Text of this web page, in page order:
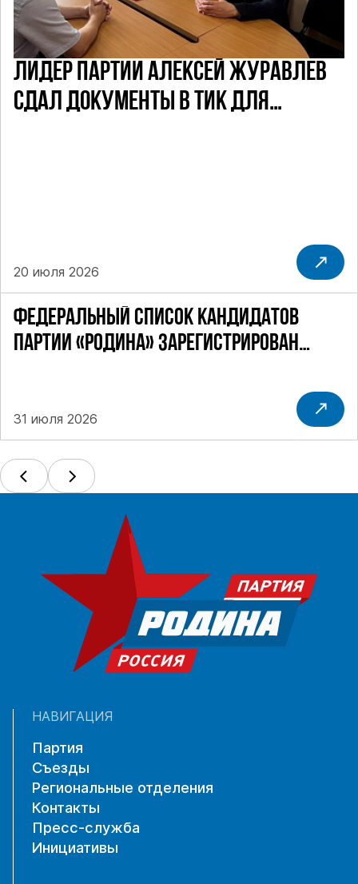
ФЕДЕРАЛЬНЫЙ СПИСОК КАНДИДАТОВ
ПАРТИИ «РОДИНА» ЗАРЕГИСТРИРОВАН
31 июля 2026
ЛИДЕР ПАРТИИ АЛЕКСЕЙ ЖУРАВЛЕВ
СДАЛ ДОКУМЕНТЫ В ТИК ДЛЯ
20 июля 2026
НАВИГАЦИЯ
Партия
Съезды
Региональные отделения
Контакты
Пресс-служба
Инициативы